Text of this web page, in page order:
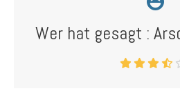
Wer hat gesagt :